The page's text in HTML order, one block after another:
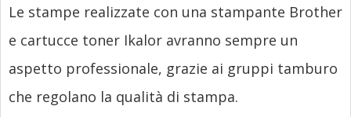
Le stampe realizzate con una stampante Brother
e cartucce toner Ikalor avranno sempre un
aspetto professionale, grazie ai gruppi tamburo
che regolano la qualità di stampa.